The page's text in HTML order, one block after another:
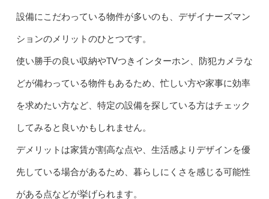
設備にこだわっている物件が多いのも、デザイナーズマン
ションのメリットのひとつです。
使い勝手の良い収納やTVつきインターホン、防犯カメラな
どが備わっている物件もあるため、忙しい方や家事に効率
を求めたい方など、特定の設備を探している方はチェック
してみると良いかもしれません。
デメリットは家賃が割高な点や、生活感よりデザインを優
先している場合があるため、暮らしにくさを感じる可能性
がある点などが挙げられます。